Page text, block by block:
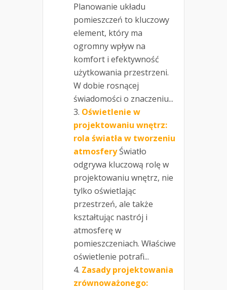
Planowanie układu
pomieszczeń to kluczowy
element, który ma
ogromny wpływ na
komfort i efektywność
użytkowania przestrzeni.
W dobie rosnącej
świadomości o znaczeniu...
Oświetlenie w
projektowaniu wnętrz:
rola światła w tworzeniu
atmosfery Światło
odgrywa kluczową rolę w
projektowaniu wnętrz, nie
tylko oświetlając
przestrzeń, ale także
kształtując nastrój i
atmosferę w
pomieszczeniach. Właściwe
oświetlenie potrafi...
Zasady projektowania
zrównoważonego: